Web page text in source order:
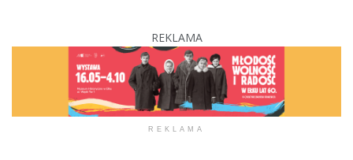
REKLAMA
REKLAMA